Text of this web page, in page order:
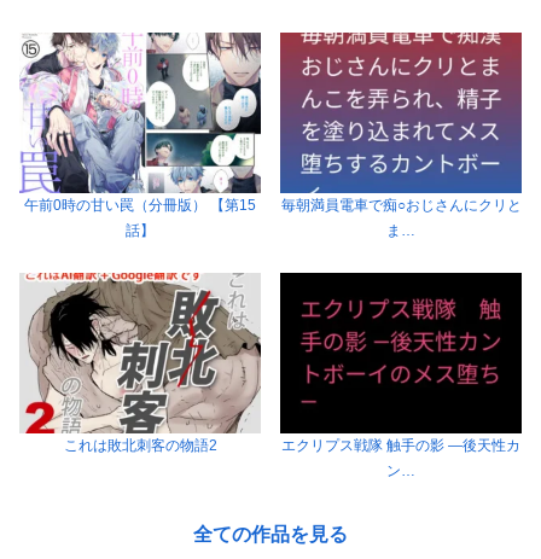
午前0時の甘い罠（分冊版） 【第15
話】
毎朝満員電車で痴○おじさんにクリと
ま…
これは敗北刺客の物語2
エクリプス戦隊 触手の影 ―後天性カ
ン…
全ての作品を見る